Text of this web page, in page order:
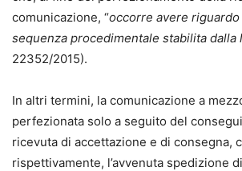
comunicazione, “occorre avere
sequenza procedimentale stabilita dalla
22352/2015).
In altri termini, la comunicazione a
perfezionata solo a seguito del
ricevuta di accettazione e di consegna,
rispettivamente, l’avvenuta spedizione